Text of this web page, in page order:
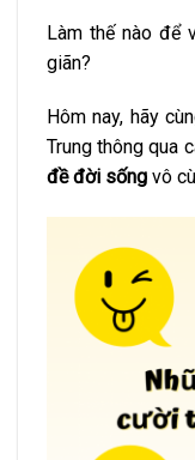
Làm thế nào để
giãn?
Hôm nay, hãy
Trung thông qua
đề đời sống vô